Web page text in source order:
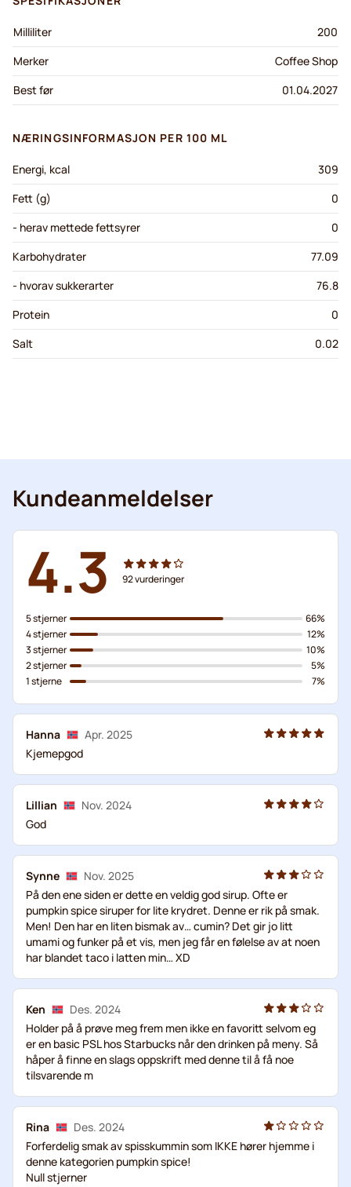
Milliliter
200
Merker
Coffee Shop
Best før
01.04.2027
NÆRINGSINFORMASJON PER 100 ML
Energi, kcal
309
Fett (g)
0
- herav mettede fettsyrer
0
Karbohydrater
77.09
- hvorav sukkerarter
76.8
Protein
0
Salt
0.02
Kundeanmeldelser
4.3 92vurderinger
5 stjerner
4 stjerner
3 stjerner
2 stjerner
1 stjerne
66%
12%
10%
5%
7%
Hanna
Apr. 2025
Kjemepgod
Lillian
Nov. 2024
God
Synne
Nov. 2025
På den ene siden er dette en veldig god sirup. Ofte er
pumpkin spice siruper for lite krydret. Denne er rik på smak.
Men! Den har en liten bismak av… cumin? Det gir jo litt
umami og funker på et vis, men jeg får en følelse av at noen
har blandet taco i latten min… XD
Ken
Des. 2024
Holder på å prøve meg frem men ikke en favoritt selvom eg
er en basic PSL hos Starbucks når den drinken på meny. Så
håper å finne en slags oppskrift med denne til å få noe
tilsvarende m
Rina
Des. 2024
Forferdelig smak av spisskummin som IKKE hører hjemme i
denne kategorien pumpkin spice!
Null stjerner